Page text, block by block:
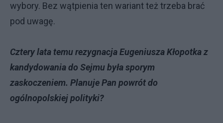
wybory. Bez wątpienia ten wariant też trzeba brać
pod uwagę.
Cztery lata temu rezygnacja Eugeniusza Kłopotka z
kandydowania do Sejmu była sporym
zaskoczeniem. Planuje Pan powrót do
ogólnopolskiej polityki?